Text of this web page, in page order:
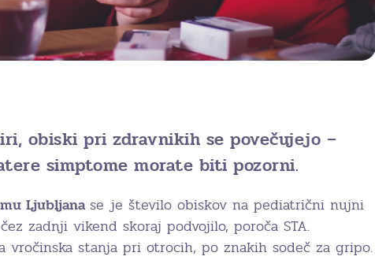
obiski pri zdravnikih se povečujejo –
simptome morate biti pozorni.
Ljubljana se je število obiskov na pediatrični nujni
zadnji vikend skoraj podvojilo, poroča STA.
vročinska stanja pri otrocih, po znakih sodeč za gripo.